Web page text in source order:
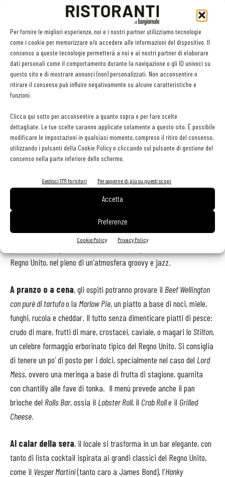
Per fornire le migliori esperienze, noi e i nostri partner utilizziamo tecnologie
come i cookie per memorizzare e/o accedere alle informazioni del dispositivo. Il
consenso a queste tecnologie permetterà a noi e ai nostri partner di elaborare
dati personali come il comportamento durante la navigazione o gli ID univoci su
questo sito e di mostrare annunci (non) personalizzati. Non acconsentire o
ritirare il consenso può influire negativamente su alcune caratteristiche e
funzioni.
Clicca qui sotto per acconsentire a quanto sopra o per fare scelte
dettagliate. Le tue scelte saranno applicate solamente a questo sito. È possibile
modificare le impostazioni in qualsiasi momento, compreso il ritiro del consenso,
utilizzando i pulsanti della Cookie Policy o cliccando sul pulsante di gestione del
consenso nella parte inferiore dello schermo.
Gestisci 1771 fornitori Per saperne di più su questi scopi
Accetta
Preferenze
Cookie Policy Privacy Policy
verde acqua, gli elementi in vetro di Murano, le lampade create su
misura e un bancone da bar in ghisa piuttosto importante) con lo
scopo di creare un'atmosfera avvincente, spingendo i propri ospiti
a viaggiare con la mente tra le tonalità marine. Questo ambiente,
tanto ospitale quanto brillante dal punto di vista architettonico,
contiene anche la stanza delle curiosità di Lady M., piena degli
oggetti più eclettici, selezionati dallo stesso Hugo Toro, da libri
All day dinning all'inglese
Il Marlow offre pietanze dolci e salate tipiche della cucina inglese,
conviviale e confortante, disponibile ogni giorno dalle 8:30 a
mezzanotte. Gli ospiti potranno gustare laFull English
Breakfast
per cominciare la giornata, senza
domenicale da consumare seduti bevendo
dello champagne, o ilTea Time, caratterizzato da pasticcini e
Regno Unito, nel pieno di un'atmosfera groovy e jazz.
A pranzo o a cena, gli ospiti potranno provare il Beef Wellington
con purè di tartufoo la Marlow Pie, un piatto a base di noci, miele,
funghi, rucola e cheddar. Il tutto senza dimenticare piatti di pesce:
crudo di mare, frutti di mare, crostacei, caviale, o magari lo Stilton,
un celebre formaggio erborinato tipico del Regno Unito. Si consiglia
di tenere un po’ di posto per i dolci, specialmente nel caso del Lord
Mess, ovvero una meringa a base di frutta di stagione, guarnita
con chantilly alle fave di tonka. Il menù prevede anche il pan
brioche del Rolls Bar, ossia il Lobster Roll,il Crab Rolle il Grilled
Cheese.
Al calar della sera, il locale si trasforma in un bar elegante, con
tanto di lista cocktail ispirata ai grandi classici del Regno Unito,
come il Vesper Martini(tanto caro a James Bond), l'Hanky